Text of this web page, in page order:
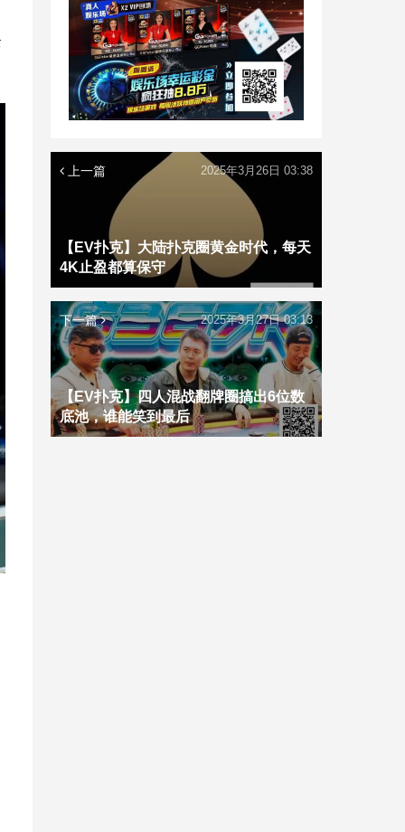
上一篇
【EV扑克】大陆扑克圈黄金时代，每天
4K止盈都算保守
2025年3月26日 03:38
下一篇
【EV扑克】四人混战翻牌圈搞出6位数
底池，谁能笑到最后
2025年3月27日 03:13